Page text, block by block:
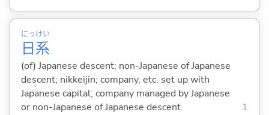
日
にっ
系
けい
(of) Japanese descent; non-Japanese of Japanese
descent; nikkeijin; company, etc. set up with
Japanese capital; company managed by Japanese
or non-Japanese of Japanese descent
1